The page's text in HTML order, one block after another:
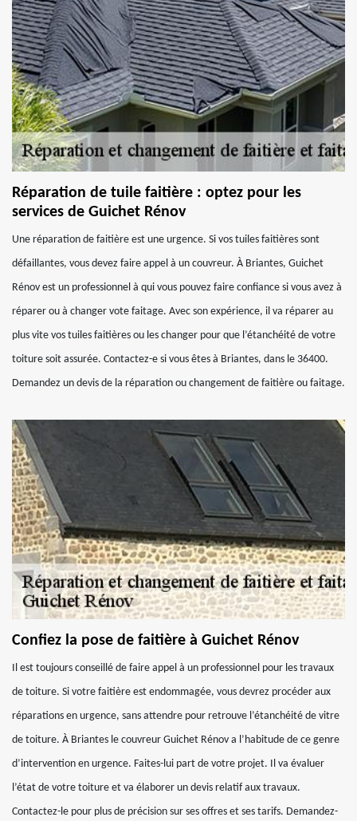
Réparation de tuile faitière : optez pour les
services de Guichet Rénov
Une réparation de faitière est une urgence. Si vos tuiles faitières sont
défaillantes, vous devez faire appel à un couvreur. À Briantes, Guichet
Rénov est un professionnel à qui vous pouvez faire confiance si vous avez à
réparer ou à changer vote faitage. Avec son expérience, il va réparer au
plus vite vos tuiles faitières ou les changer pour que l’étanchéité de votre
toiture soit assurée. Contactez-e si vous êtes à Briantes, dans le 36400.
Demandez un devis de la réparation ou changement de faitière ou faitage.
Confiez la pose de faitière à Guichet Rénov
Il est toujours conseillé de faire appel à un professionnel pour les travaux
de toiture. Si votre faitière est endommagée, vous devrez procéder aux
réparations en urgence, sans attendre pour retrouve l’étanchéité de vitre
de toiture. À Briantes le couvreur Guichet Rénov a l’habitude de ce genre
d’intervention en urgence. Faites-lui part de votre projet. Il va évaluer
l’état de votre toiture et va élaborer un devis relatif aux travaux.
Contactez-le pour plus de précision sur ses offres et ses tarifs. Demandez-